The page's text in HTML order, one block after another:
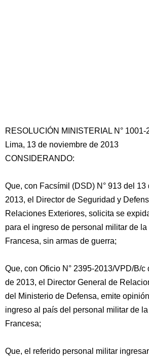
RESOLUCIÓN MINISTERIAL N°
Lima, 13 de noviembre de 2013
CONSIDERANDO:
Que, con Facsímil (DSD) N° 913 del 13
2013, el Director de Seguridad y
Relaciones Exteriores, solicita se
para el ingreso de personal militar de
Francesa, sin armas de guerra;
Que, con Oficio N° 2395-2013/VPD/B/
de 2013, el Director General de
del Ministerio de Defensa, emite
ingreso al país del personal militar de
Francesa;
Que, el referido personal militar